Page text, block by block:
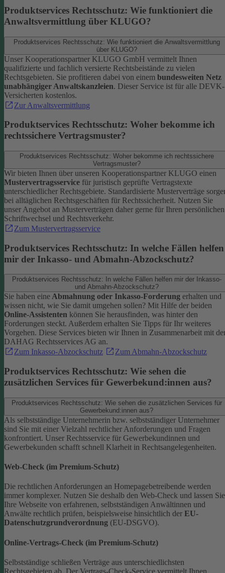
Produktservices Rechtsschutz: Wie funktioniert die
Anwaltsvermittlung über KLUGO?
Produktservices Rechtsschutz: Wie funktioniert die Anwaltsvermittlung
über KLUGO?
Unser Kooperationspartner KLUGO GmbH vermittelt Ihnen
qualifizierte und fachlich versierte Rechtsbeistände zu vielen
Rechtsgebieten. Sie profitieren dabei von einem bundesweiten Netz
unabhängiger Anwaltskanzleien. Dieser Service ist für alle DEVK-
Versicherten kostenlos.
Zur Anwaltsvermittlung
Produktservices Rechtsschutz: Woher bekomme ich
rechtssichere Vertragsmuster?
Produktservices Rechtsschutz: Woher bekomme ich rechtssichere
Vertragsmuster?
Wir bieten Ihnen über unseren Kooperationspartner KLUGO einen
Mustervertragsservice für juristisch geprüfte Vertragstexte
unterschiedlicher Rechtsgebiete. Standardisierte Musterverträge
bei alltäglichen Rechtsgeschäften für Rechtssicherheit. Nutzen Sie
unser Angebot an Musterverträgen daher gerne für Ihren persönlichen
Schriftwechsel und Rechtsverkehr.
Zum Mustervertragsservice
Produktservices Rechtsschutz: In welche Fällen helfen
mir der Inkasso- und Abmahn-Abzockschutz?
Produktservices Rechtsschutz: In welche Fällen helfen mir der Inkasso-
und Abmahn-Abzockschutz?
Sie haben eineAbmahnung oder Inkasso-Forderung erhalten und
wissen nicht, wie Sie damit umgehen sollen? Mit Hilfe der beiden
Online-Assistenten können Sie herausfinden, was hinter den
Forderungen steckt. Außerdem erhalten Sie Tipps für Ihr weiteres
Vorgehen. Diese Services bieten wir Ihnen in Zusammenarbeit mit
DAHAG Rechtsservices AG an.
Zum Inkasso-Abzockschutz
Zum Abmahn-Abzockschutz
Produktservices Rechtsschutz: Wie sehen die
zusätzlichen Services für Gewerbekund:innen aus?
Produktservices Rechtsschutz: Wie sehen die zusätzlichen Services für
Gewerbekund:innen aus?
Als selbstständige Unternehmerin bzw. selbstständiger Unternehmer
sind Sie mit einer Vielzahl rechtlicher Anforderungen und Fragen
konfrontiert. Unser Rechtsservice für Gewerbekundinnen und
Gewerbekunden schafft schnell Klarheit in Rechtsangelegenheiten.
Web-Check (im Premium-Schutz)
Die rechtlichen Anforderungen an Homepagebetreibende werden
immer komplexer. Nutzen Sie deshalb den Web-Check und lassen Sie
Ihre Webseite von erfahrenen, selbstständigen Anwältinnen und
Anwälte rechtlich prüfen, beispielsweise hinsichtlich der EU-
Datenschutzgrundverordnung (EU-DSGVO).
Online-Vertrags-Check (im Premium-Schutz)
Selbstständige schließen Verträge aus unterschiedlichsten
Rechtsgebieten ab. Der Vertrags-Check-Service vermittelt Ihnen